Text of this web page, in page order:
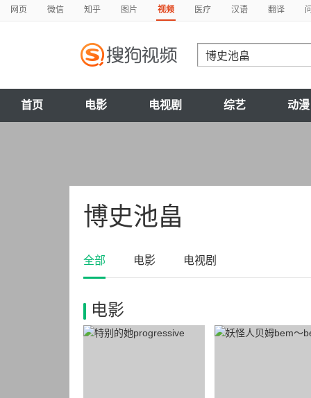
网页 微信 知乎 图片 视频 医疗 汉语 翻译
首页 电影 电视剧 综艺 动漫
博史池畠
全部 电影 电视剧
电影